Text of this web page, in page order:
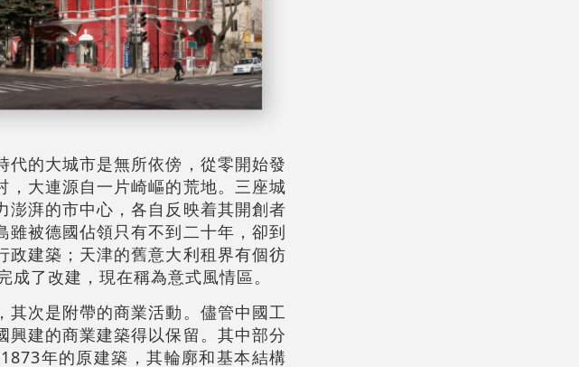
的大城市是無所依傍，從零開始發
大連源自一片崎嶇的荒地。三座城
湃的市中心，各自反映着其開創者
被德國佔領只有不到二十年，卻到
建築；天津的舊意大利租界有個彷
了改建，現在稱為意式風情區。
次是附帶的商業活動。儘管中國工
建的商業建築得以保留。其中部分
年的原建築，其輪廓和基本結構